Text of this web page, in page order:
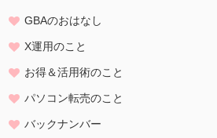
GBAのおはなし
X運用のこと
お得＆活用術のこと
パソコン転売のこと
バックナンバー